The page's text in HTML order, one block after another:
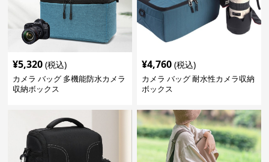
¥5,320 (税込)
カメラ バッグ 多機能防水カメラ
収納ボックス
¥4,760 (税込)
カメラ バッグ 耐水性カメラ収納
ボックス